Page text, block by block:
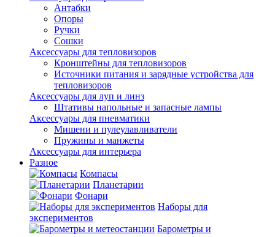
Антабки
Опоры
Ручки
Сошки
Аксессуары для тепловизоров
Кронштейны для тепловизоров
Источники питания и зарядные устройства для
тепловизоров
Аксессуары для луп и линз
Штативы напольные и запасные лампы
Аксессуары для пневматики
Мишени и пулеулавливатели
Пружины и манжеты
Аксессуары для интерьера
Разное
Компасы
Планетарии
Фонари
Наборы для
экспериментов
Барометры и